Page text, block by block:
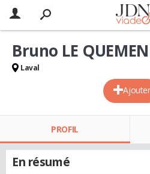
Ajouter
Bruno LE
Laval
PROFIL
En résumé